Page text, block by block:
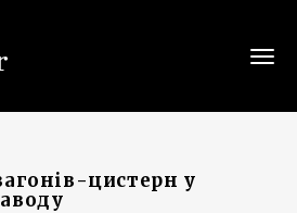
цистерн у